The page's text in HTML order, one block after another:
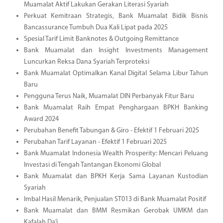
Muamalat Aktif Lakukan Gerakan Literasi Syariah
Perkuat Kemitraan Strategis, Bank Muamalat Bidik Bisnis
Bancassurance Tumbuh Dua Kali Lipat pada 2025
Spesial Tarif Limit Banknotes & Outgoing Remittance
Bank Muamalat dan Insight Investments Management
Luncurkan Reksa Dana Syariah Terproteksi
Bank Muamalat Optimalkan Kanal Digital Selama Libur Tahun
Baru
Pengguna Terus Naik, Muamalat DIN Perbanyak Fitur Baru
Bank Muamalat Raih Empat Penghargaan BPKH Banking
Award 2024
Perubahan Benefit Tabungan & Giro - Efektif 1 Februari 2025
Perubahan Tarif Layanan - Efektif 1 Februari 2025
Bank Muamalat Indonesia Wealth Prosperity: Mencari Peluang
Investasi di Tengah Tantangan Ekonomi Global
Bank Muamalat dan BPKH Kerja Sama Layanan Kustodian
Syariah
Imbal Hasil Menarik, Penjualan ST013 di Bank Muamalat Positif
Bank Muamalat dan BMM Resmikan Gerobak UMKM dan